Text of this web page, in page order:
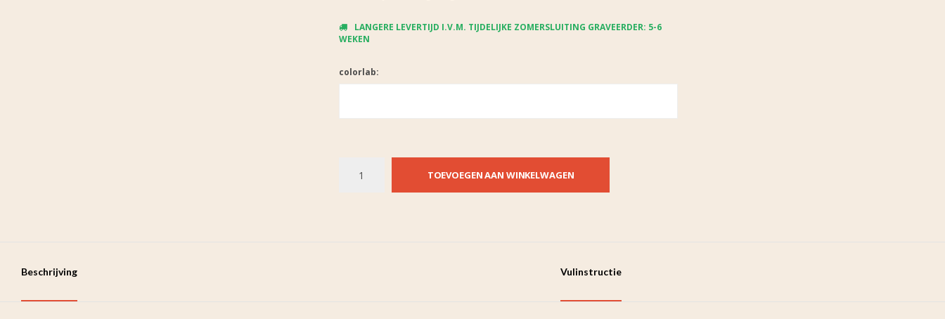
LANGERE LEVERTIJD I.V.M. TIJDELIJKE ZOMERSLUITING GRAVEERDER: 5-6
WEKEN
colorlab:
TOEVOEGEN AAN WINKELWAGEN
Beschrijving Vulinstructie